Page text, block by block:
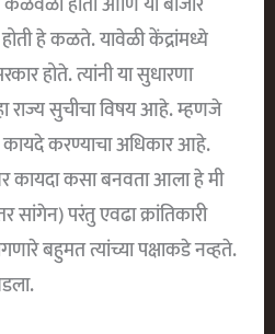
हे कळते. यावेळी केंद्रांमध्ये
होते. त्यांनी या सुधारणा
राज्य सुचीचा विषय आहे. म्हणजे
करण्याचा अधिकार आहे.
कायदा कसा बनवता आला हे मी
परंतु एवढा क्रांतिकारी
बहुमत त्यांच्या पक्षाकडे नव्हते.